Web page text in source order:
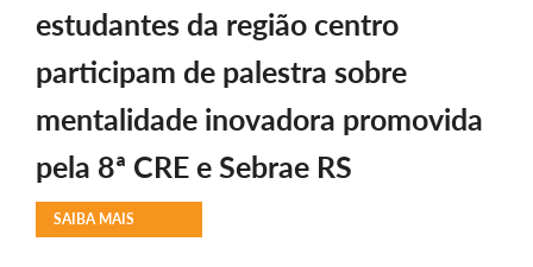
estudantes da região centro
participam de palestra sobre
mentalidade inovadora promovida
pela 8ª CRE e Sebrae RS
SAIBA MAIS